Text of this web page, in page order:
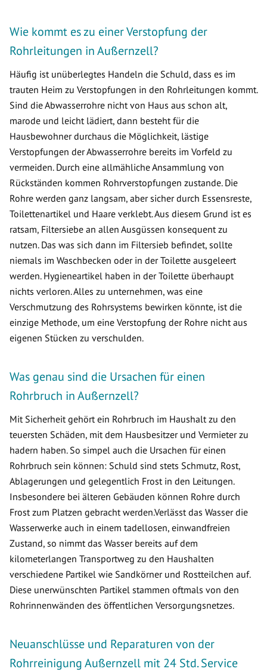
Wie kommt es zu einer Verstopfung der
Rohrleitungen in Außernzell?
Häufig ist unüberlegtes Handeln die Schuld, dass es im
trauten Heim zu Verstopfungen in den Rohrleitungen kommt.
Sind die Abwasserrohre nicht von Haus aus schon alt,
marode und leicht lädiert, dann besteht für die
Hausbewohner durchaus die Möglichkeit, lästige
Verstopfungen der Abwasserrohre bereits im Vorfeld zu
vermeiden. Durch eine allmähliche Ansammlung von
Rückständen kommen Rohrverstopfungen zustande. Die
Rohre werden ganz langsam, aber sicher durch Essensreste,
Toilettenartikel und Haare verklebt. Aus diesem Grund ist es
ratsam, Filtersiebe an allen Ausgüssen konsequent zu
nutzen. Das was sich dann im Filtersieb befindet, sollte
niemals im Waschbecken oder in der Toilette ausgeleert
werden. Hygieneartikel haben in der Toilette überhaupt
nichts verloren. Alles zu unternehmen, was eine
Verschmutzung des Rohrsystems bewirken könnte, ist die
einzige Methode, um eine Verstopfung der Rohre nicht aus
eigenen Stücken zu verschulden.
Was genau sind die Ursachen für einen
Rohrbruch in Außernzell?
Mit Sicherheit gehört ein Rohrbruch im Haushalt zu den
teuersten Schäden, mit dem Hausbesitzer und Vermieter zu
hadern haben. So simpel auch die Ursachen für einen
Rohrbruch sein können: Schuld sind stets Schmutz, Rost,
Ablagerungen und gelegentlich Frost in den Leitungen.
Insbesondere bei älteren Gebäuden können Rohre durch
Frost zum Platzen gebracht werden.Verlässt das Wasser die
Wasserwerke auch in einem tadellosen, einwandfreien
Zustand, so nimmt das Wasser bereits auf dem
kilometerlangen Transportweg zu den Haushalten
verschiedene Partikel wie Sandkörner und Rostteilchen auf.
Diese unerwünschten Partikel stammen oftmals von den
Rohrinnenwänden des öffentlichen Versorgungsnetzes.
Neuanschlüsse und Reparaturen von der
Rohrreinigung Außernzell mit 24 Std. Service